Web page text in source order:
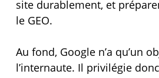
site durablement, et
le GEO.
Au fond, Google n’a qu’un
l’internaute. Il privilégie